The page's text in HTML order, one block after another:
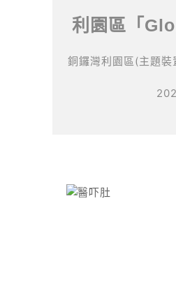
利園區「
銅鑼灣利園區(主題